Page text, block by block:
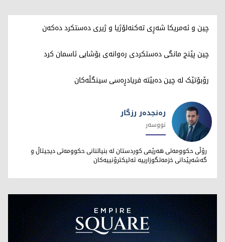
چین و ئەمریکا شەڕی تەکنەلۆژیا و ژیری دەستکرد دەکەن
چین پێنج مانگی دەستکردی رەوانەی بۆشایی ئاسمان کرد
رۆبۆتێک لە چین دەبێتە فریادڕەسی سینگڵەكان
رەنجدەر رزگار
رەنجدەر رزگار
نووسەر
رۆڵی حکوومەتی هەرێمی کوردستان لە بنیاتنانی حکوومەتی دیجیتاڵ و
گەشەپێدانی خزمەتگوزارییە ئەلیکترۆنییەکان